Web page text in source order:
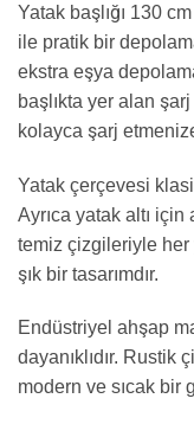
Yatak başlığı 130
ile pratik bir
ekstra eşya
başlıkta yer alan
kolayca şarj
Yatak çerçevesi
Ayrıca yatak altı
temiz çizgileriyle her
şık bir tasarımdır.
Endüstriyel ahşap
dayanıklıdır. Rustik
modern ve sıcak bir